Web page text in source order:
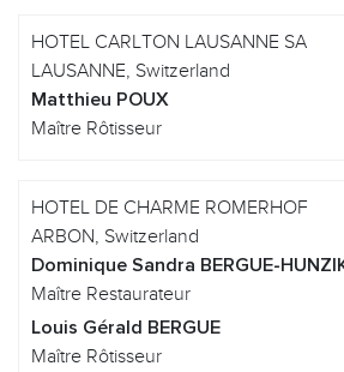
HOTEL CARLTON LAUSANNE SA
LAUSANNE, Switzerland
Matthieu POUX
Maître Rôtisseur
HOTEL DE CHARME ROMERHOF
ARBON, Switzerland
Dominique Sandra BERGUE-
Maître Restaurateur
Louis Gérald BERGUE
Maître Rôtisseur